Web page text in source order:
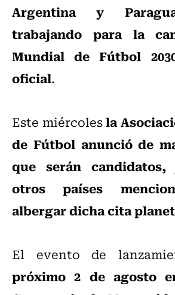
Argentina y
trabajando para la
Mundial de Fútbol
oficial.
Este miércolesla
de Fútbol anunció de
que serán
otros países
albergar dicha cita
El evento de
próximo 2 de agosto